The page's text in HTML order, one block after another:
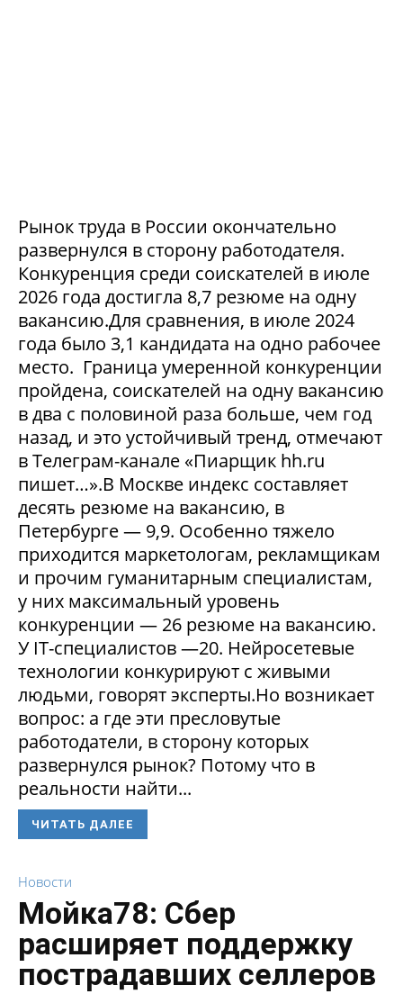
Рынок труда в России окончательно
развернулся в сторону работодателя.
Конкуренция среди соискателей в июле
2026 года достигла 8,7 резюме на одну
вакансию.Для сравнения, в июле 2024
года было 3,1 кандидата на одно рабочее
место. Граница умеренной конкуренции
пройдена, соискателей на одну вакансию
в два с половиной раза больше, чем год
назад, и это устойчивый тренд, отмечают
в Телеграм-канале «Пиарщик hh.ru
пишет…».В Москве индекс составляет
десять резюме на вакансию, в
Петербурге — 9,9. Особенно тяжело
приходится маркетологам, рекламщикам
и прочим гуманитарным специалистам,
у них максимальный уровень
конкуренции — 26 резюме на вакансию.
У IT-специалистов —20. Нейросетевые
технологии конкурируют с живыми
людьми, говорят эксперты.Но возникает
вопрос: а где эти пресловутые
работодатели, в сторону которых
развернулся рынок? Потому что в
реальности найти...
ЧИТАТЬ ДАЛЕЕ
Новости
Мойка78: Сбер
расширяет поддержку
пострадавших селлеров